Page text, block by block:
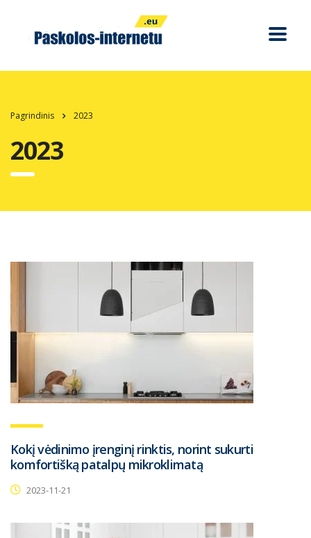
Pagrindinis 2023
2023
Kokį vėdinimo įrenginį rinktis, norint sukurti
komfortišką patalpų mikroklimatą
2023-11-21